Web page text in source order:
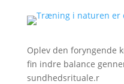
Oplev den foryngende
fin indre balance
sundhedsrituale.r